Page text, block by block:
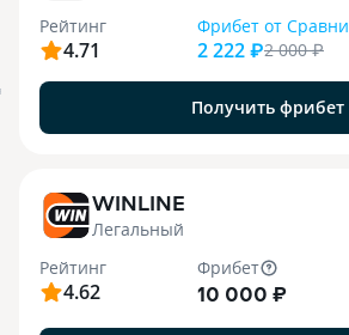
Рейтинг
4.71
Фрибет от Сравни
2 222 ₽2 000₽
Получить фрибет
WINLINE
Легальный
Рейтинг
4.62
Фрибет
10 000 ₽